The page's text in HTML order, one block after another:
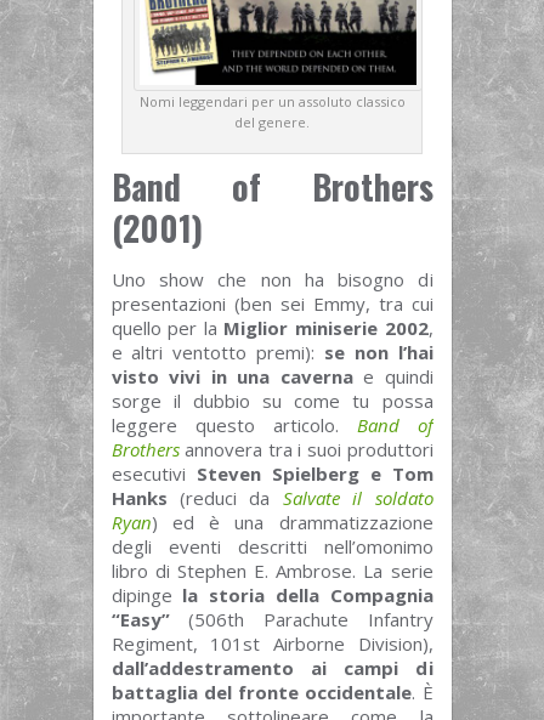
Nomi leggendari per un assoluto classico
del genere.
Band of Brothers
(2001)
Uno show che non ha bisogno di
presentazioni (ben sei Emmy, tra cui
quello per la Miglior miniserie 2002,
e altri ventotto premi): se non l’hai
visto vivi in una cavernae quindi
sorge il dubbio su come tu possa
leggere questo articolo. Band of
Brothersannovera tra i suoi produttori
esecutivi Steven Spielberg e Tom
Hanks (reduci da Salvate il soldato
Ryan) ed è una drammatizzazione
degli eventi descritti nell’omonimo
libro di Stephen E. Ambrose. La serie
dipinge la storia della Compagnia
“Easy”(506th Parachute Infantry
Regiment, 101st Airborne Division),
dall’addestramento ai campi di
battaglia del fronte occidentale. È